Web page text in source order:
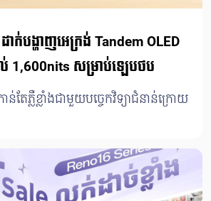
ាក់បង្ហាញអេក្រង់ Tandem OLED
1,600nits សម្រាប់ឡេបថប
តែភ្លឺខ្លាំងជាមួយបច្ចេកវិទ្យាជំនាន់ក្រោយ